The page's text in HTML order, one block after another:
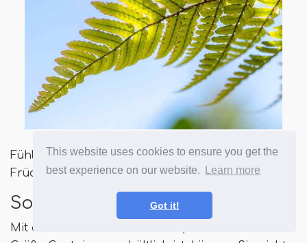
This website uses cookies to ensure you get the
best experience on our website.
Learn more
Got it!
Fühlen Sie sich frei, sich zurückzulehnen und die
Früchte Ihrer Arbeit zu genießen!
Sorten und Sorten auswählen
Mit dem Standard-Herbstfarn, der in Quart-